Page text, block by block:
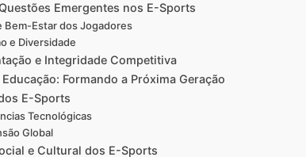
Emergentes nos E-Sports
Bem-Estar dos Jogadores
e Diversidade
e Integridade Competitiva
Formando a Próxima Geração
E-Sports
Tecnológicas
Global
e Cultural dos E-Sports